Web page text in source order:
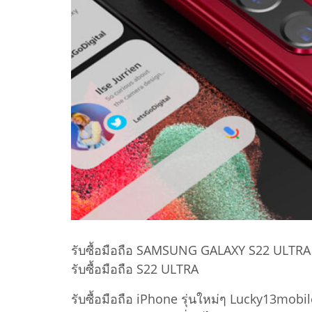
รับซื้อมือถือ SAMSUNG GALAXY S22 ULTRA
รับซื้อมือถือ S22 ULTRA
รับซื้อมือถือ iPhone รุ่นใหม่ๆ